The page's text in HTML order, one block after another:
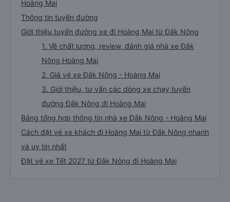
Hoàng Mai
Thông tin tuyến đường
Giới thiệu tuyến đường xe đi Hoàng Mai từ Đắk Nông
1. Về chất lượng, review, đánh giá nhà xe Đắk
Nông Hoàng Mai
2. Giá vé xe Đắk Nông - Hoàng Mai
3. Giới thiệu, tư vấn các dòng xe chạy tuyến
đường Đắk Nông đi Hoàng Mai
Bảng tổng hợp thông tin nhà xe Đắk Nông - Hoàng Mai
Cách đặt vé xe khách đi Hoàng Mai từ Đắk Nông nhanh
và uy tín nhất
Đặt vé xe Tết 2027 từ Đắk Nông đi Hoàng Mai